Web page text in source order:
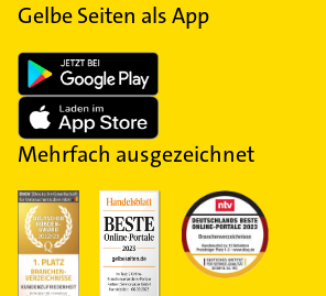
Gelbe Seiten als App
Mehrfach ausgezeichnet